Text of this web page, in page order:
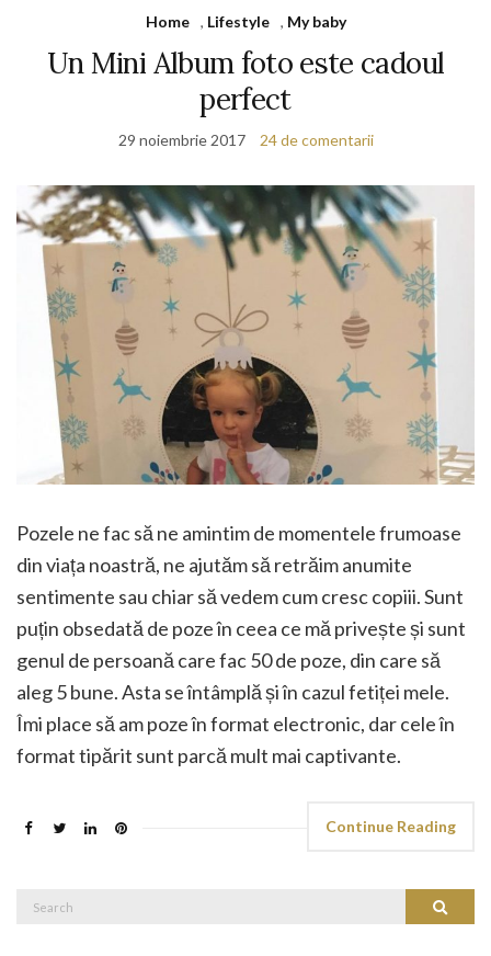
Home , Lifestyle , My baby
Un Mini Album foto este cadoul
perfect
29 noiembrie 2017 24 de comentarii
Pozele ne fac să ne amintim de momentele frumoase
din viața noastră, ne ajutăm să retrăim anumite
sentimente sau chiar să vedem cum cresc copiii. Sunt
puțin obsedată de poze în ceea ce mă privește și sunt
genul de persoană care fac 50 de poze, din care să
aleg 5 bune. Asta se întâmplă și în cazul fetiței mele.
Îmi place să am poze în format electronic, dar cele în
format tipărit sunt parcă mult mai captivante.
Continue Reading
Search